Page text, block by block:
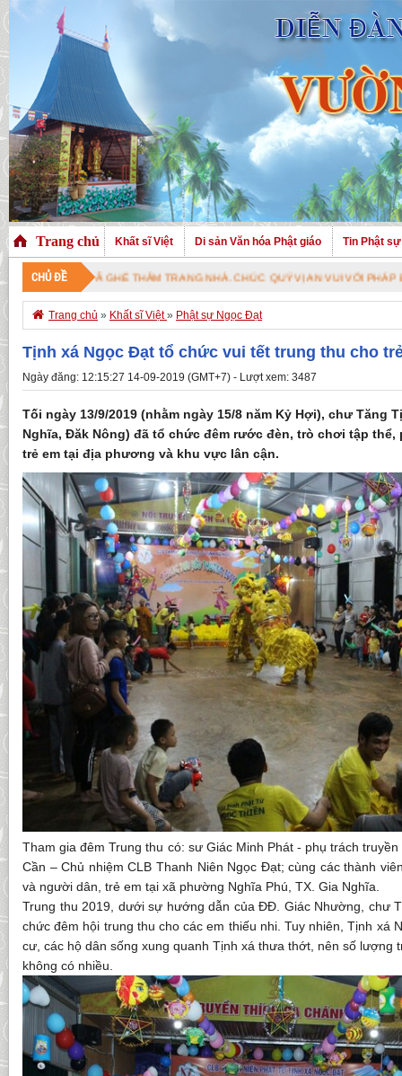
Trang chủ Khất sĩ Việt Di sản Văn hóa Phật giáo Tin Phật sự
CHỦ ĐỀ
TRANG NHÀ. CHÚC QUÝ VỊ AN VUI VỚI PHÁP BẢO CAO QUÝ !
 Trang chủ » Khất sĩ Việt» Phật sự Ngọc Đạt
Tịnh xá Ngọc Đạt tổ chức vui tết trung thu cho
Ngày đăng: 12:15:27 14-09-2019 (GMT+7) - Lượt xem: 3487
Tối ngày 13/9/2019 (nhằm ngày 15/8 năm Kỷ Hợi), chư Tăng
Nghĩa, Đăk Nông) đã tổ chức đêm rước đèn, trò chơi tập
trẻ em tại địa phương và khu vực lân cận.
Tham gia đêm Trung thu có: sư Giác Minh Phát - phụ trách
Cần – Chủ nhiệm CLB Thanh Niên Ngọc Đạt; cùng các thành
và người dân, trẻ em tại xã phường Nghĩa Phú, TX. Gia Nghĩa.
Trung thu 2019, dưới sự hướng dẫn của ĐĐ. Giác Nhường, chư
chức đêm hội trung thu cho các em thiếu nhi. Tuy nhiên, Tịnh xá
cư, các hộ dân sống xung quanh Tịnh xá thưa thớt, nên số lượng
không có nhiều.